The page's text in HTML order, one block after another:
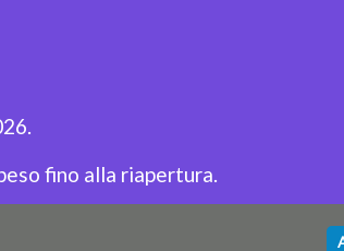
fino alla riapertura.